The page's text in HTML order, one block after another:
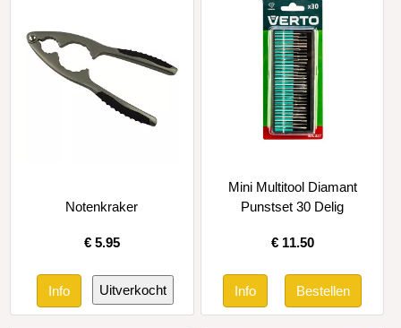
Notenkraker
€ 5.95
Mini Multitool Diamant
Punstset 30 Delig
€ 11.50